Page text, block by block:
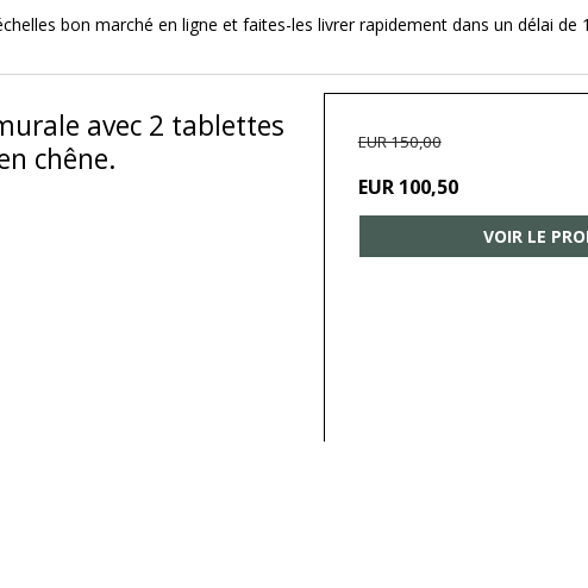
bon marché en ligne et faites-les livrer rapidement dans un délai de
avec 2 tablettes
chêne.
EUR 150,00
EUR 100,50
VOIR LE